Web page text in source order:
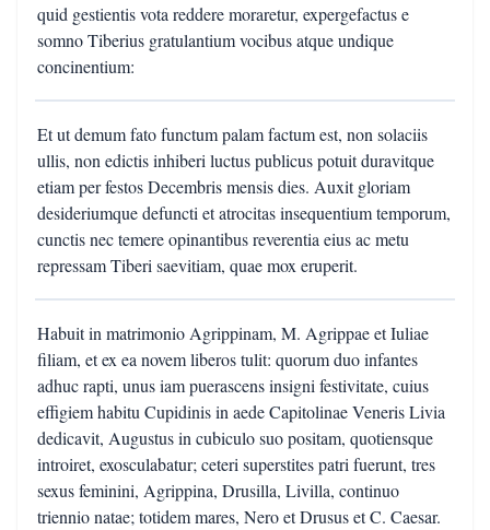
quid gestientis vota reddere moraretur, expergefactus e
somno Tiberius gratulantium vocibus atque undique
concinentium:
Et ut demum fato functum palam factum est, non solaciis
ullis, non edictis inhiberi luctus publicus potuit duravitque
etiam per festos Decembris mensis dies. Auxit gloriam
desideriumque defuncti et atrocitas insequentium temporum,
cunctis nec temere opinantibus reverentia eius ac metu
repressam Tiberi saevitiam, quae mox eruperit.
Habuit in matrimonio Agrippinam, M. Agrippae et Iuliae
filiam, et ex ea novem liberos tulit: quorum duo infantes
adhuc rapti, unus iam puerascens insigni festivitate, cuius
effigiem habitu Cupidinis in aede Capitolinae Veneris Livia
dedicavit, Augustus in cubiculo suo positam, quotiensque
introiret, exosculabatur; ceteri superstites patri fuerunt, tres
sexus feminini, Agrippina, Drusilla, Livilla, continuo
triennio natae; totidem mares, Nero et Drusus et C. Caesar.